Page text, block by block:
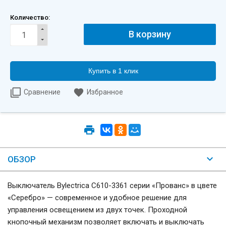
Количество:
Купить в 1 клик
Сравнение Избранное
ОБЗОР
Выключатель Bylectrica С610-3361 серии «Прованс» в цвете
«Серебро» — современное и удобное решение для
управления освещением из двух точек. Проходной
кнопочный механизм позволяет включать и выключать